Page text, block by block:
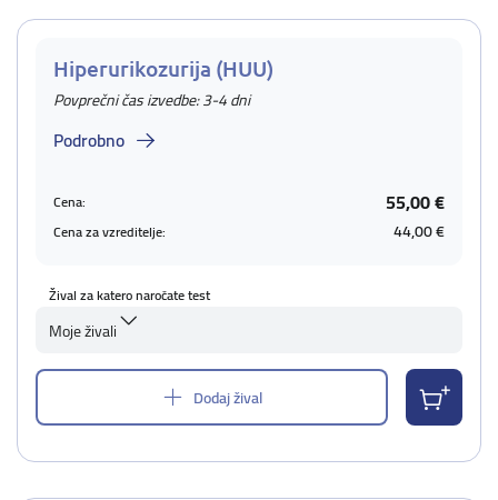
Hiperurikozurija (HUU)
Povprečni čas izvedbe: 3-4 dni
Podrobno
Cena: 55,00 €
Cena za vzreditelje: 44,00 €
Žival za katero naročate test
Moje živali
Dodaj žival